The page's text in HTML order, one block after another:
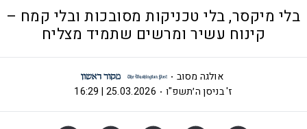
בלי מיקסר, בלי טכניקות מסובכות ובלי קמח –
קינוח עשיר ומרשים שתמיד מצליח
אולגה מסוב
ז' בניסן ה׳תשפ"ו
25.03.2026 | 16:29